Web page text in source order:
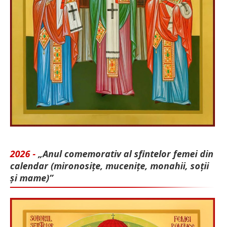
2026 - „Anul comemorativ al sfintelor femei din
calendar (mironosițe, mu­cenițe, monahii, soții
și mame)”